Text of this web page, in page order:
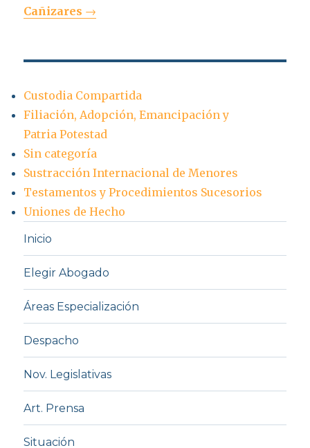
Cañizares →
Custodia Compartida
Filiación, Adopción, Emancipación y
Patria Potestad
Sin categoría
Sustracción Internacional de Menores
Testamentos y Procedimientos Sucesorios
Uniones de Hecho
Inicio
Elegir Abogado
Áreas Especialización
Despacho
Nov. Legislativas
Art. Prensa
Situación